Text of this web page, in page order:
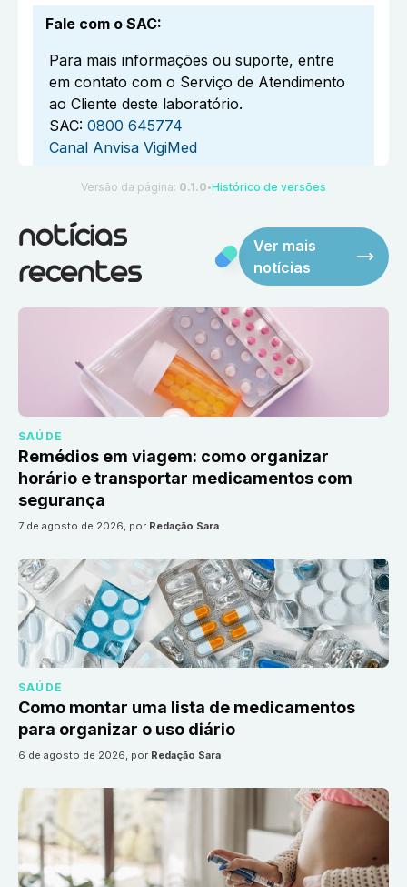
Fale com o SAC:
Para mais informações ou suporte, entre
em contato com o Serviço de Atendimento
ao Cliente deste laboratório.
SAC: 0800 645774
Canal Anvisa VigiMed
Versão da página: 0.1.0 ●Histórico de versões
notícias
recentes
Ver mais
notícias
SAÚDE
Remédios em viagem: como organizar
horário e transportar medicamentos com
segurança
7 de agosto de 2026, por Redação Sara
SAÚDE
Como montar uma lista de medicamentos
para organizar o uso diário
6 de agosto de 2026, por Redação Sara